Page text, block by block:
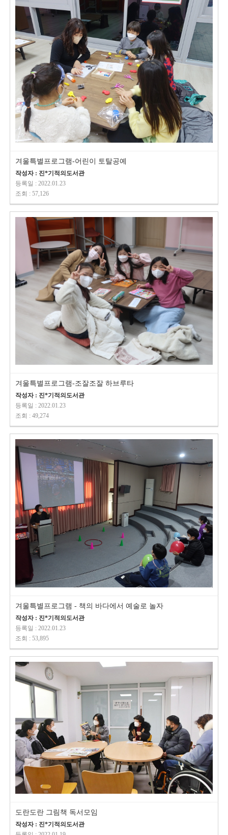
겨울특별프로그램-어린이 토탈공예
작성자 : 진*기적의도서관
등록일 : 2022.01.23
조회 : 57,126
겨울특별프로그램-조잘조잘 하브루타
작성자 : 진*기적의도서관
등록일 : 2022.01.23
조회 : 49,274
겨울특별프로그램 - 책의 바다에서 예술로 놀자
작성자 : 진*기적의도서관
등록일 : 2022.01.23
조회 : 53,895
도란도란 그림책 독서모임
작성자 : 진*기적의도서관